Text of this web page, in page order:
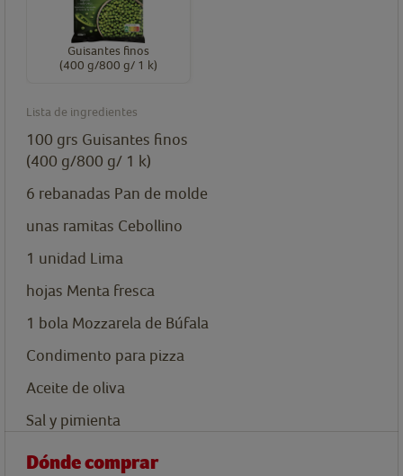
Guisantes finos
(400 g/800 g/ 1 k)
Lista de ingredientes
100 grs Guisantes finos
(400 g/800 g/ 1 k)
6 rebanadas Pan de molde
unas ramitas Cebollino
1 unidad Lima
hojas Menta fresca
1 bola Mozzarela de Búfala
Condimento para pizza
Aceite de oliva
Sal y pimienta
Dónde comprar